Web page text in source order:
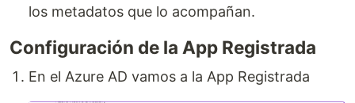
los metadatos que lo acompañan.
Configuración de la App Registrada
En el Azure AD vamos a la App Registrada